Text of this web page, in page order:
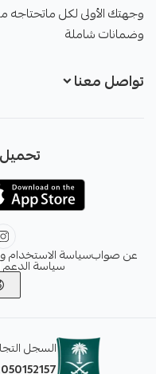
وجهتك الأولى لكل
وضمانات شاملة
تواصل معنا
info@sawab.app
عن صوابسياسة الاستخدام
سياسة الدعم
السجل